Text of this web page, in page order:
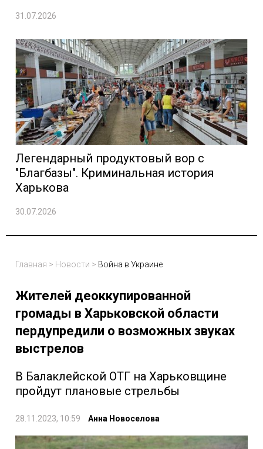
31.07.2026
Легендарный продуктовый вор с
"Благбазы". Криминальная история
Харькова
30.07.2026
Главная > Новости > Война в Украине
Жителей деоккупированной
громады в Харьковской области
пердупредили о возможных звуках
выстрелов
В Балаклейской ОТГ на Харьковщине
пройдут плановые стрельбы
28.11.2023, 10:59 Анна Новоселова